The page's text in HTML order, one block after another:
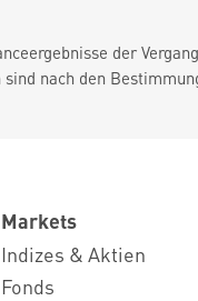
der
nach den
Markets
Indizes & Aktien
Fonds